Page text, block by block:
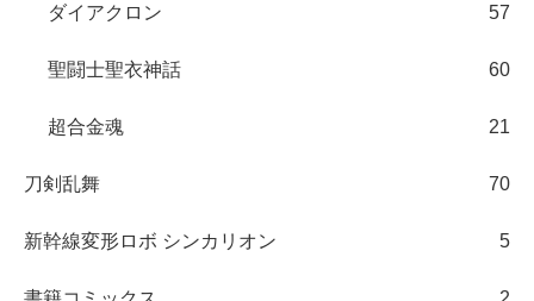
ダイアクロン 57
聖闘士聖衣神話 60
超合金魂 21
刀剣乱舞 70
新幹線変形ロボ シンカリオン 5